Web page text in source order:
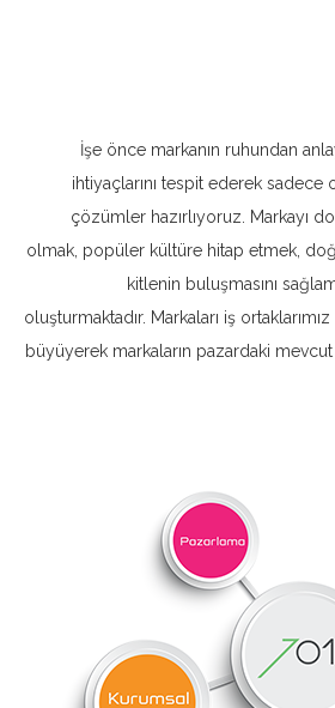
İşe önce markanın ruhundan
ihtiyaçlarını tespit ederek
çözümler hazırlıyoruz. Markayı
olmak, popüler kültüre hitap etmek,
kitlenin buluşmasını
oluşturmaktadır. Markaları iş
büyüyerek markaların pazardaki